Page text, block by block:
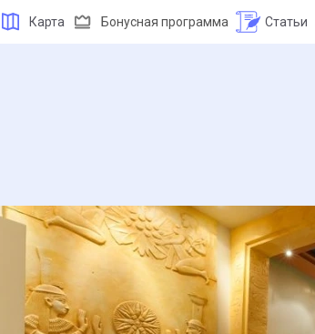
Карта Бонусная программа Статьи